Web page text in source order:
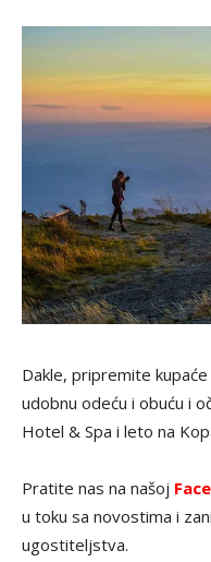
Dakle, pripremite
udobnu odeću i obuću i
Hotel & Spa i leto na
Pratite nas na našoj
u toku sa novostima i
ugostiteljstva.